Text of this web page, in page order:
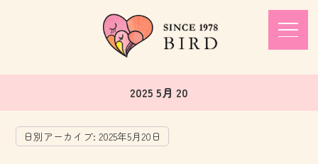
2025 5月 20
日別アーカイブ:2025年5月20日